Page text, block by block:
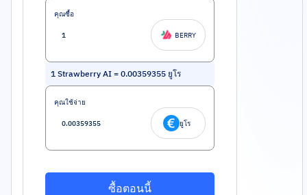
คุณซื้อ
BERRY
1 Strawberry AI = 0.00359355 ยูโร
คุณใช้จ่าย
ยูโร
ซื้อตอนนี้